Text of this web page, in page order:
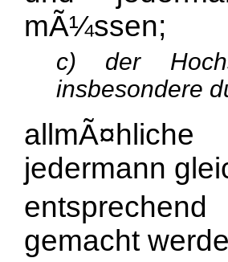
mÃ¼ssen;
c) der
insbesondere
jedermann
gemacht